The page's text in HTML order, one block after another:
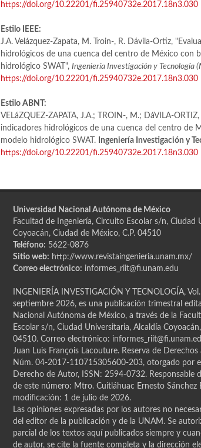
https://doi.org/10.22201/fi.25940732e.2017.18n3.030
Estilo IEEE:
J.A. Velázquez-Zapata, M. Troin-, R. Dávila-Ortiz,
hidrológicos de una cuenca del centro de México con
hidrológico SWAT",Ingeniería Investigación y Tecnología
https://doi.org/10.22201/fi.25940732e.2017.18n3.030
Estilo ABNT:
VELáZQUEZ-ZAPATA, J.A.; TROIN-, M.; DáVILA-
indicadores hidrológicos de una cuenca del centro de
modelo hidrológico SWAT. Ingeniería Investigación y
https://doi.org/10.22201/fi.25940732e.2017.18n3.030
Universidad Nacional Autónoma de México
Facultad de Ingeniería, Circuito Escolar s/n, Ciudad
Coyoacán, Ciudad de México, C.P. 04510
Teléfono: 5622-0876
Sitio web: http://www.revistaingenieria.unam.mx/
Correo electrónico: informes_riit@fi.unam.edu
INGENIERÍA INVESTIGACIÓN Y TECNOLOGÍA,
septiembre 2026, es una publicación trimestral
Nacional Autónoma de México, a través de la
Escolar s/n, Ciudad Universitaria, Alcaldía
04510. Correo electrónico:
Juan Luis Franҫois Lacouture. Reserva de
Núm. 04-2017-110715305600-203, otorgado por
Derecho de Autor, ISSN: 2594-0732. Responsable
de este número: Mtro. Cuitláhuac Ernesto Sánchez
modificación: 1 de julio de 2026.
Las opiniones expresadas por los autores no
del editor de la publicación y de la UNAM. Se
parcial de los textos aquí publicados siempre y
de autor, se cite la fuente completa y la dirección